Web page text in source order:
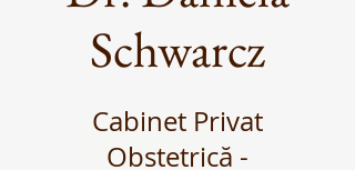
Schwarcz
Cabinet Privat
Obstetrică -